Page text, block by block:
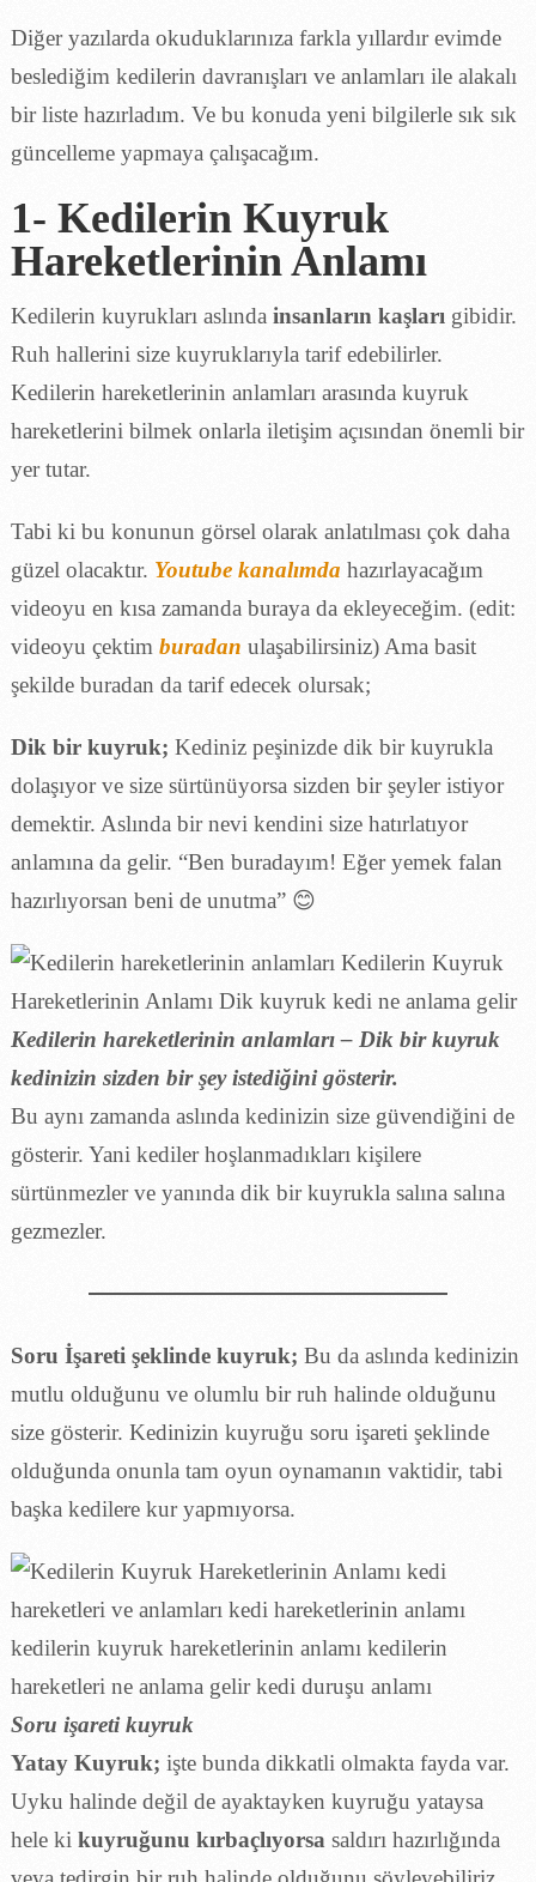
Diğer yazılarda okuduklarınıza farkla yıllardır evimde
beslediğim kedilerin davranışları ve anlamları ile alakalı
bir liste hazırladım. Ve bu konuda yeni bilgilerle sık sık
güncelleme yapmaya çalışacağım.
1- Kedilerin Kuyruk
Hareketlerinin Anlamı
Kedilerin kuyrukları aslında insanların kaşları gibidir.
Ruh hallerini size kuyruklarıyla tarif edebilirler.
Kedilerin hareketlerinin anlamları arasında kuyruk
hareketlerini bilmek onlarla iletişim açısından önemli bir
yer tutar.
Tabi ki bu konunun görsel olarak anlatılması çok daha
güzel olacaktır. Youtube kanalımda hazırlayacağım
videoyu en kısa zamanda buraya da ekleyeceğim. (edit:
videoyu çektim buradan ulaşabilirsiniz) Ama basit
şekilde buradan da tarif edecek olursak;
Dik bir kuyruk; Kediniz peşinizde dik bir kuyrukla
dolaşıyor ve size sürtünüyorsa sizden bir şeyler istiyor
demektir. Aslında bir nevi kendini size hatırlatıyor
anlamına da gelir. “Ben buradayım! Eğer yemek falan
hazırlıyorsan beni de unutma” 😊
Kedilerin hareketlerinin anlamları – Dik bir kuyruk
kedinizin sizden bir şey istediğini gösterir.
Bu aynı zamanda aslında kedinizin size güvendiğini de
gösterir. Yani kediler hoşlanmadıkları kişilere
sürtünmezler ve yanında dik bir kuyrukla salına salına
gezmezler.
Soru İşareti şeklinde kuyruk; Bu da aslında kedinizin
mutlu olduğunu ve olumlu bir ruh halinde olduğunu
size gösterir. Kedinizin kuyruğu soru işareti şeklinde
olduğunda onunla tam oyun oynamanın vaktidir, tabi
başka kedilere kur yapmıyorsa.
Soru işareti kuyruk
Yatay Kuyruk; işte bunda dikkatli olmakta fayda var.
Uyku halinde değil de ayaktayken kuyruğu yataysa
hele ki kuyruğunu kırbaçlıyorsa saldırı hazırlığında